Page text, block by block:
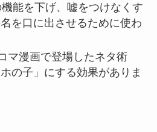
能を下げ、嘘をつけなくす
を口に出させるために使わ
マ漫画で登場したネタ術
の子」にする効果がありま